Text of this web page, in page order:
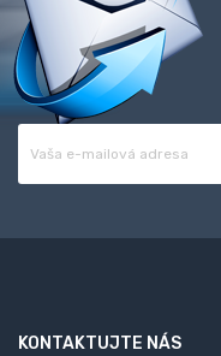
KONTAKTUJTE NÁS